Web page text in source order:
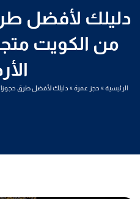
دليلك لأفضل
من الكويت
الرئيسية» حجز عمرة» دليلك لأفضل طرق